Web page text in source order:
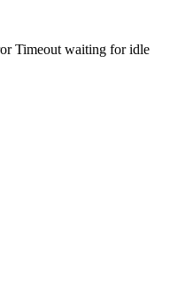
Timeout waiting for idle